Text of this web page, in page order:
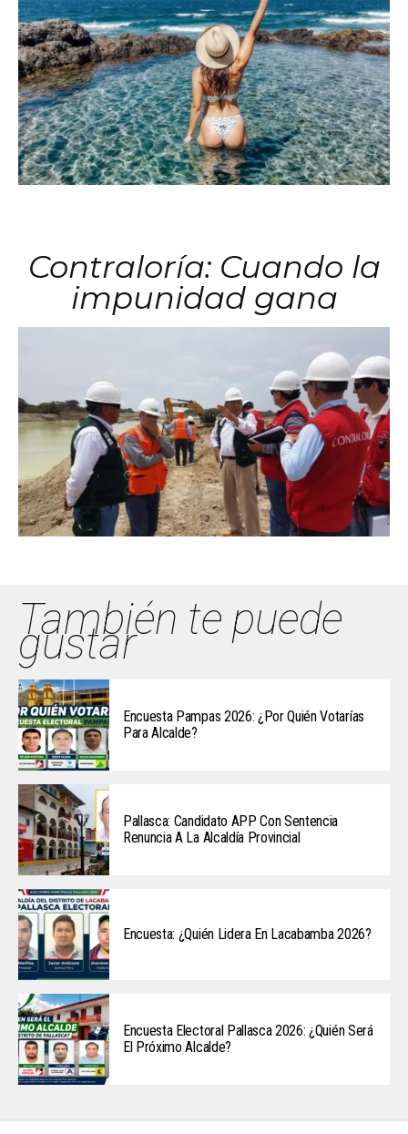
Contraloría: Cuando la
impunidad gana
También te puede
gustar
Encuesta Pampas 2026: ¿Por Quién Votarías
Para Alcalde?
Pallasca: Candidato APP Con Sentencia
Renuncia A La Alcaldía Provincial
Encuesta: ¿Quién Lidera En Lacabamba 2026?
Encuesta Electoral Pallasca 2026: ¿Quién Será
El Próximo Alcalde?